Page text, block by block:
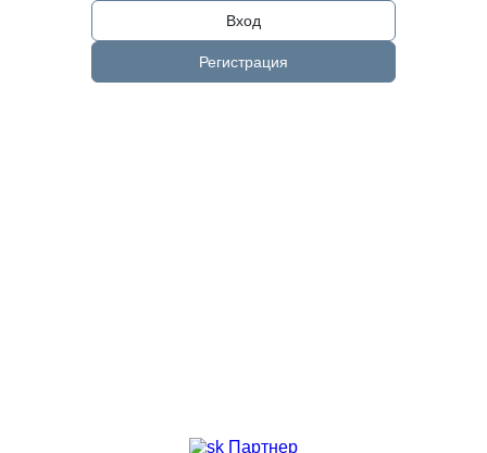
Вход
Регистрация